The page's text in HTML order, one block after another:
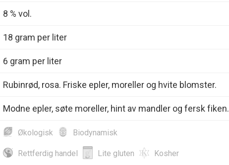
8 % vol.
18 gram per liter
6 gram per liter
Rubinrød, rosa. Friske epler, moreller og hvite blomster.
Modne epler, søte moreller, hint av mandler og fersk fiken.
Økologisk Biodynamisk
Rettferdig handel Lite gluten Kosher